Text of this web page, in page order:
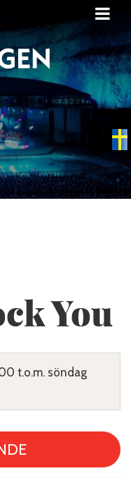
You
t.o.m. söndag
Swedish